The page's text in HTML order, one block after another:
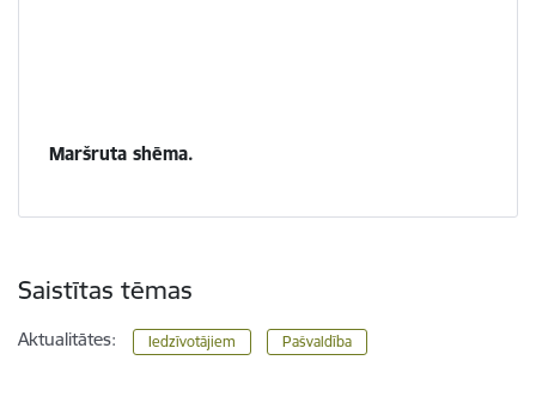
Maršruta shēma.
Saistītas tēmas
Aktualitātes: Iedzīvotājiem Pašvaldība